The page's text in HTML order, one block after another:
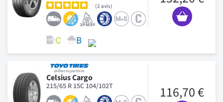
2 avis
Celsius Cargo
215/65 R 15C 104/102T 116,70 €